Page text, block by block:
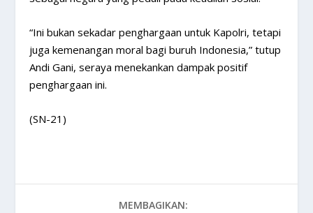
“Ini bukan sekadar penghargaan untuk Kapolri, tetapi
juga kemenangan moral bagi buruh Indonesia,” tutup
Andi Gani, seraya menekankan dampak positif
penghargaan ini.
(SN-21)
MEMBAGIKAN: